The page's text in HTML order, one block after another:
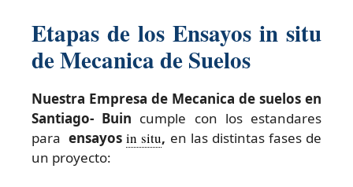
Etapas de los Ensayos in situ
de Mecanica de Suelos
Nuestra Empresa de Mecanica de suelos en
Santiago- Buin cumple con los estandares
para ensayosin situ, en las distintas fases de
un proyecto: